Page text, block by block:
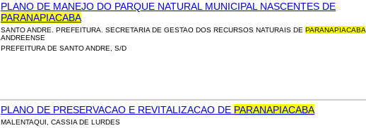
PLANO DE MANEJO DO PARQUE NATURAL MUNICIPAL NASCENTES DE
PARANAPIACABA
SANTO ANDRE. PREFEITURA. SECRETARIA DE GESTAO DOS RECURSOS NATURAIS DE PARANAPIACABA
ANDREENSE
PREFEITURA DE SANTO ANDRE, S/D
PLANO DE PRESERVACAO E REVITALIZACAO DE PARANAPIACABA
MALENTAQUI, CASSIA DE LURDES